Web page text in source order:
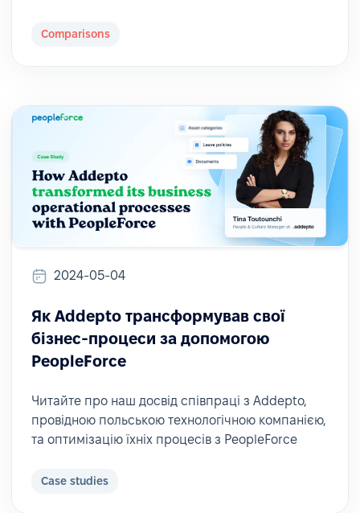
Comparisons
2024-05-04
Як Addepto трансформував свої
бізнес-процеси за допомогою
PeopleForce
Читайте про наш досвід співпраці з Addepto,
провідною польською технологічною компанією,
та оптимізацію їхніх процесів з PeopleForce
Case studies